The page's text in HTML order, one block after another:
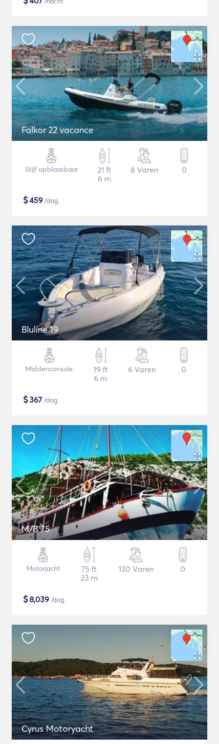
Falkor 22 vacance
Stijf opblaasbaar
21 ft
6 m
8 Varen 0
$459 /dag
Bluline 19
Middenconsole
19 ft
6 m
6 Varen 0
$367 /dag
M/B 75
Motorjacht
75 ft
23 m
130 Varen 0
$8,039 /dag
Cyrus Motoryacht